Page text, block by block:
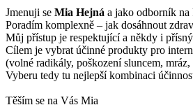
Jmenuji se Mia Hejná a jako odborník
Poradím komplexně – jak dosáhnout
Můj přístup je respektující a někdy i
Cílem je vybrat účinné produkty pro
(volné radikály, poškození sluncem,
Vyberu tedy tu nejlepší kombinaci
Těším se na Vás Mia